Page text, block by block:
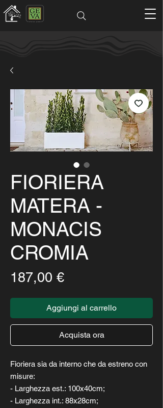
FIORIERA
MATERA -
MONACIS
CROMIA
187,00 €Prezzo
Aggiungi al carrello
Acquista ora
Fioriera sia da interno che da estreno con
misure:
- Larghezza est.: 100x40cm;
- Larghezza int.: 88x28cm;